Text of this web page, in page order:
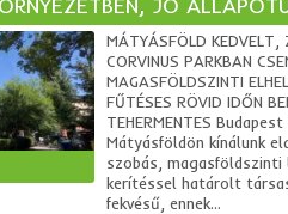
MÁTYÁSFÖLD KEDVELT,
CORVINUS PARKBAN
MAGASFÖLDSZINTI
FŰTÉSES RÖVID IDŐN
TEHERMENTES
Mátyásföldön kínálunk
szobás,
kerítéssel határolt
fekvésű, ennek...